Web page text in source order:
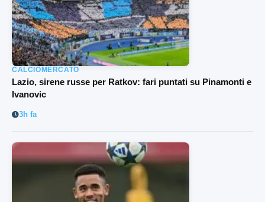
CALCIOMERCATO
Lazio, sirene russe per Ratkov: fari puntati su Pinamonti e
Ivanovic
3h fa